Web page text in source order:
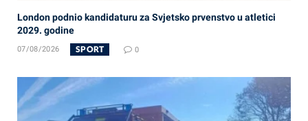
London podnio kandidaturu za Svjetsko prvenstvo u atletici
2029. godine
07/08/2026 SPORT 0